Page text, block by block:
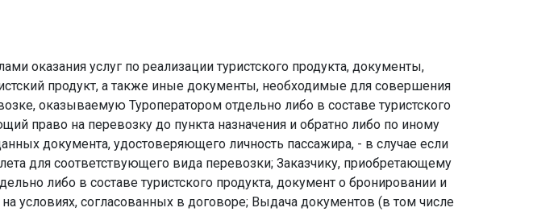
оказания услуг по реализации туристского продукта, документы,
продукт, а также иные документы, необходимые для совершения
оказываемую Туроператором отдельно либо в составе туристского
право на перевозку до пункта назначения и обратно либо по иному
документа, удостоверяющего личность пассажира, - в случае если
для соответствующего вида перевозки; Заказчику, приобретающему
либо в составе туристского продукта, документ о бронировании и
условиях, согласованных в договоре; Выдача документов (в том числе